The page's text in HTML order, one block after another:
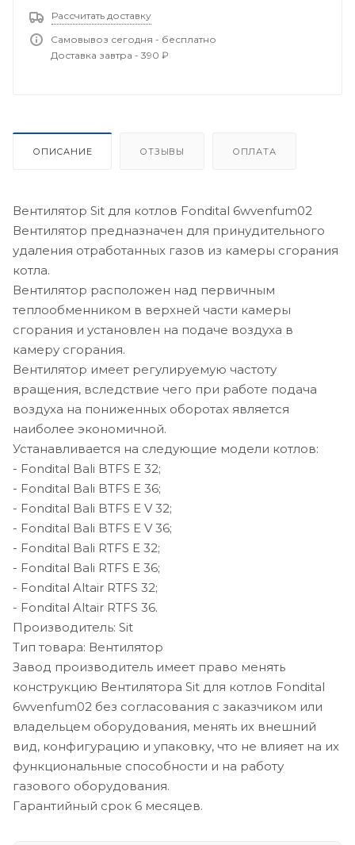
Рассчитать доставку
Самовывоз сегодня - бесплатно
Доставка завтра - 390 ₽
ОПИСАНИЕ ОТЗЫВЫ ОПЛАТА
Вентилятор Sit для котлов Fondital 6wvenfum02
Вентилятор предназначен для принудительного
удаления отработанных газов из камеры сгорания
котла.
Вентилятор расположен над первичным
теплообменником в верхней части камеры
сгорания и установлен на подаче воздуха в
камеру сгорания.
Вентилятор имеет регулируемую частоту
вращения, вследствие чего при работе подача
воздуха на пониженных оборотах является
наиболее экономичной.
Устанавливается на следующие модели котлов:
- Fondital Bali BTFS E 32;
- Fondital Bali BTFS E 36;
- Fondital Bali BTFS E V 32;
- Fondital Bali BTFS E V 36;
- Fondital Bali RTFS E 32;
- Fondital Bali RTFS E 36;
- Fondital Altair RTFS 32;
- Fondital Altair RTFS 36.
Производитель: Sit
Тип товара: Вентилятор
Завод производитель имеет право менять
конструкцию Вентилятора Sit для котлов Fondital
6wvenfum02 без согласования с заказчиком или
владельцем оборудования, менять их внешний
вид, конфигурацию и упаковку, что не влияет на их
функциональные способности и на работу
газового оборудования.
Гарантийный срок 6 месяцев.